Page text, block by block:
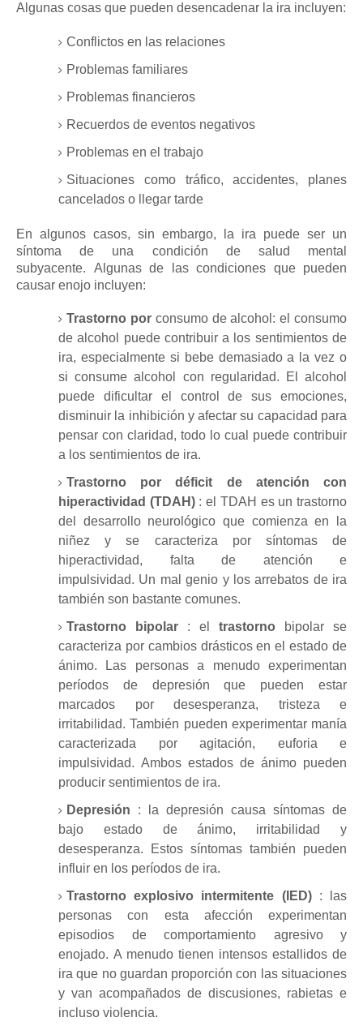
Algunas cosas que pueden desencadenar la ira incluyen:
Conflictos en las relaciones
Problemas familiares
Problemas financieros
Recuerdos de eventos negativos
Problemas en el trabajo
Situaciones como tráfico, accidentes, planes
cancelados o llegar tarde
En algunos casos, sin embargo, la ira puede ser un
síntoma de una condición de salud mental
subyacente. Algunas de las condiciones que pueden
causar enojo incluyen:
Trastorno porconsumo de alcohol: el consumo
de alcohol puede contribuir a los sentimientos de
ira, especialmente si bebe demasiado a la vez o
si consume alcohol con regularidad.
El alcohol
puede dificultar el control de sus emociones,
disminuir la inhibición y afectar su capacidad para
pensar con claridad, todo lo cual puede contribuir
a los sentimientos de ira.
Trastorno por déficit de atención con
hiperactividad (TDAH): el TDAH es un trastorno
del desarrollo neurológico que comienza en la
niñez y se caracteriza por síntomas de
hiperactividad, falta de atención e
impulsividad. Un mal genio y los arrebatos de ira
también son bastante comunes.
Trastorno bipolar : el trastorno bipolar se
caracteriza por cambios drásticos en el estado de
ánimo.
Las personas a menudo experimentan
períodos de depresión que pueden estar
marcados por desesperanza, tristeza e
irritabilidad.También pueden experimentar manía
caracterizada por agitación, euforia e
impulsividad. Ambos estados de ánimo pueden
producir sentimientos de ira.
Depresión : la depresión causa síntomas de
bajo estado de ánimo, irritabilidad
y
desesperanza.
Estos síntomas también pueden
influir en los períodos de ira.
Trastorno explosivo intermitente (IED): las
personas con esta afección experimentan
episodios de comportamiento agresivo y
enojado. A menudo tienen intensos estallidos de
ira que no guardan proporción con las situaciones
y van acompañados de discusiones, rabietas e
incluso violencia.